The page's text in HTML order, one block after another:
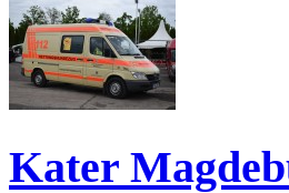
Kater